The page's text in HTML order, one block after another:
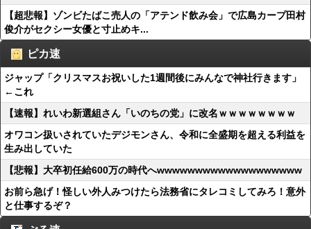
【超悲報】ゾンビたばこ売人の「アテンド飲み会」で広島カープ田村
俊介がセクシー女優と寸止めキ...
ピカ速
ジャップ「クリスマスお祝いした1週間後にみんなで神社行きます」
←これ
【速報】れいわ新選組さん「いのちの党」に改名ｗｗｗｗｗｗｗｗ
オワコン扱いされていたデジモンさん、令和に全盛期を超える利益を
生み出していた
【悲報】大卒初任給600万の時代へwwwwwwwwwwwwwwwwwww
お前ら急げ！怪しい外人みつけたら法務省にタレコミしてみろ！意外
と仕事するぞ？